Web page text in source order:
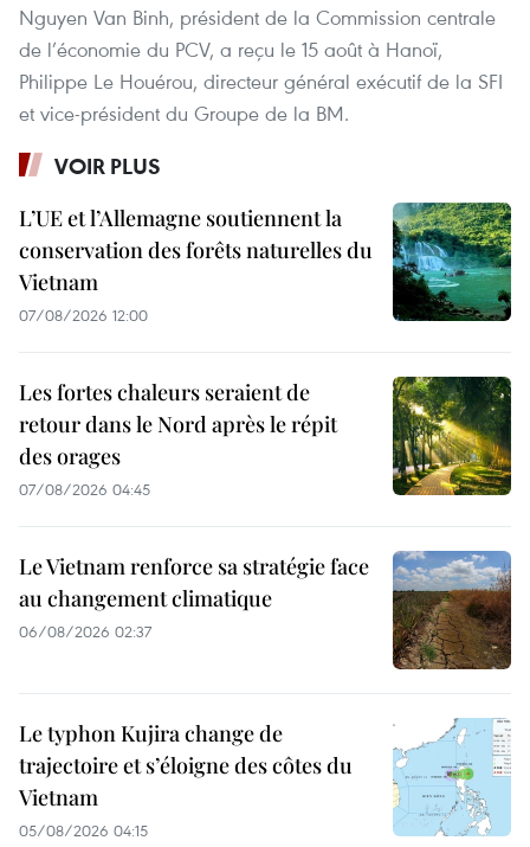
Nguyen Van Binh, président de la Commission centrale
de l’économie du PCV, a reçu le 15 août à Hanoï,
Philippe Le Houérou, directeur général exécutif de la SFI
et vice-président du Groupe de la BM.
VOIR PLUS
L’UE et l’Allemagne soutiennent la
conservation des forêts naturelles du
Vietnam
07/08/2026 12:00
Les fortes chaleurs seraient de
retour dans le Nord après le répit
des orages
07/08/2026 04:45
Le Vietnam renforce sa stratégie face
au changement climatique
06/08/2026 02:37
Le typhon Kujira change de
trajectoire et s’éloigne des côtes du
Vietnam
05/08/2026 04:15